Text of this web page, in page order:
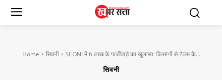
Home सिवनी SEONI में 6 लाख के फर्जीवाड़े का खुलासा: किसानों से टैक्स के...
सिवनी